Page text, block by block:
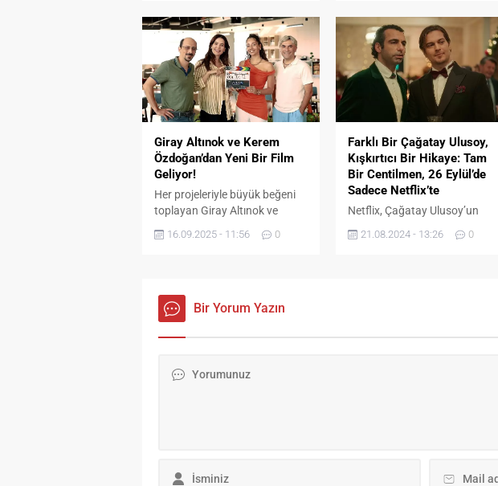
Zeibeck In The Desert şarkısını
müzikseverlerle buluşturdu.
Sibel Can’dan Ebru Gündeş’e,
Hakan Altun’dan Semicenk’e
kadar Türkiye’nin dev isimlerine
sahne ve stüdyoda eşlik eden,
uluslararası projelerle ritim
evrenini genişleten Kartal,
birikimini kendi özgün projesi
“Zeibeck In The...
galasını İstanbul Fişekhane’de
özel bir gösterimle
gerçekleştirdi. Sahne
kostümüne Gülşah
Saraçoğlu’nun imza attığı
Türkiye eğlence dünyasında
devrim yaratan ikon Seyfi
Dursunoğlu’nun incelikli
portresini ele...
Giray Altınok ve Kerem
Özdoğan’dan Yeni Bir Film
Geliyor!
Her projeleriyle büyük beğeni
toplayan Giray Altınok ve
Kerem Özdoğan, bu kez bir
ajan filmiyle geliyor. MGX
her proje büyük ilgiyle izlenen
Giray Altınok ve Kerem
Özdoğan’dan ajan filmi
Film’in üstlendiği, yönetmen
16.09.2025 - 11:56 0
Farklı Bir Çağatay Ulusoy,
Kışkırtıcı Bir Hikaye: Tam
Bir Centilmen, 26 Eylül’de
Sadece Netflix’te
Netflix, Çağatay Ulusoy’un
başrolünde yer aldığı yeni
filmi Tam Bir Centilmen’in yayın
21.08.2024 - 13:26 0
Bir Yorum Yazın